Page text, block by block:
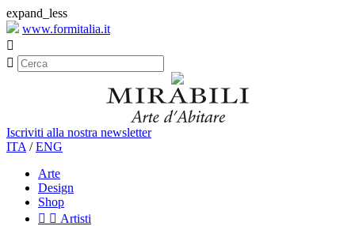
expand_less
www.formitalia.it


Iscriviti alla nostra newsletter
ITA /ENG
Arte
Design
Shop
  Artisti